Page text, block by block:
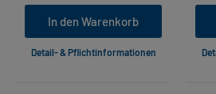
In den Warenkorb
Detail- & Pflichtinformationen